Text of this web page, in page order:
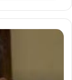
ومضة